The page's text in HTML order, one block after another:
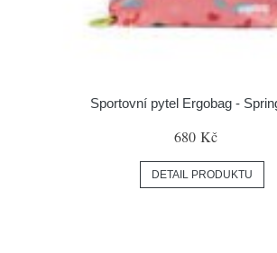
Sportovní pytel Ergobag -
680 Kč
DETAIL PRODUKTU